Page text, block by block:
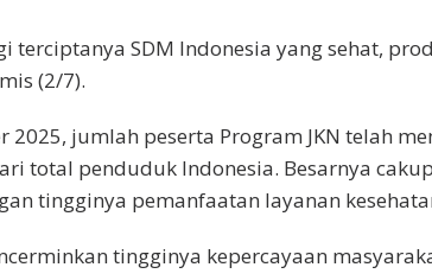
terciptanya SDM Indonesia yang sehat,
(2/7).
2025, jumlah peserta Program JKN telah
total penduduk Indonesia. Besarnya
tingginya pemanfaatan layanan
tingginya kepercayaan